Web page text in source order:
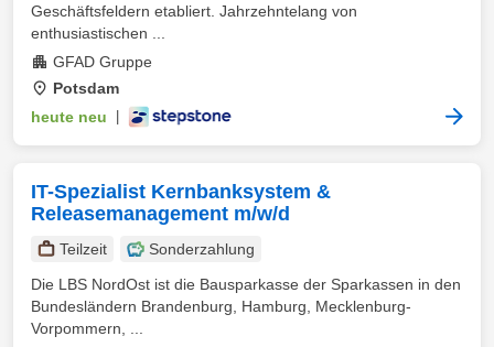
Geschäftsfeldern etabliert. Jahrzehntelang von
enthusiastischen ...
GFAD Gruppe
Potsdam
heute neu
IT-Spezialist Kernbanksystem &
Releasemanagement m/w/d
Teilzeit
Sonderzahlung
Die LBS NordOst ist die Bausparkasse der Sparkassen in den
Bundesländern Brandenburg, Hamburg, Mecklenburg-
Vorpommern, ...